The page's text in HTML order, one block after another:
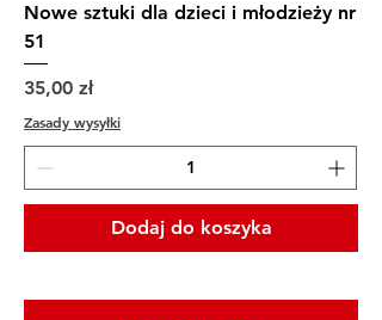
Nowe sztuki dla dzieci i młodzieży nr
51
Cena
35,00 zł
Zasady wysyłki
Dodaj do koszyka